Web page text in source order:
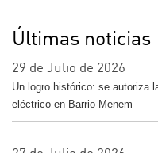
Últimas noticias
29 de Julio de 2026
Un logro histórico: se autoriza
eléctrico en Barrio Menem